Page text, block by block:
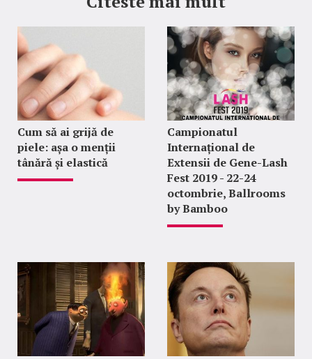
Cum să ai grijă de
piele: așa o menții
tânără și elastică
Campionatul
Internațional de
Extensii de Gene-Lash
Fest 2019 - 22-24
octombrie, Ballrooms
by Bamboo